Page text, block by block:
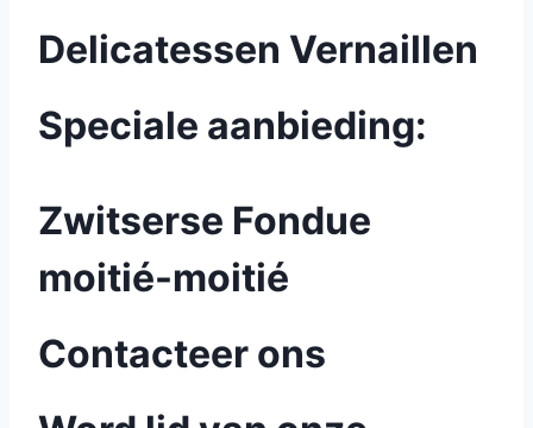
Delicatessen Vernaillen
Speciale aanbieding:
Zwitserse Fondue
moitié-moitié
Contacteer ons